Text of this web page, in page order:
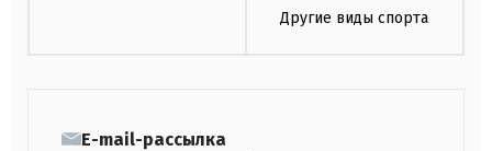
Другие виды спорта
E-mail-рассылка